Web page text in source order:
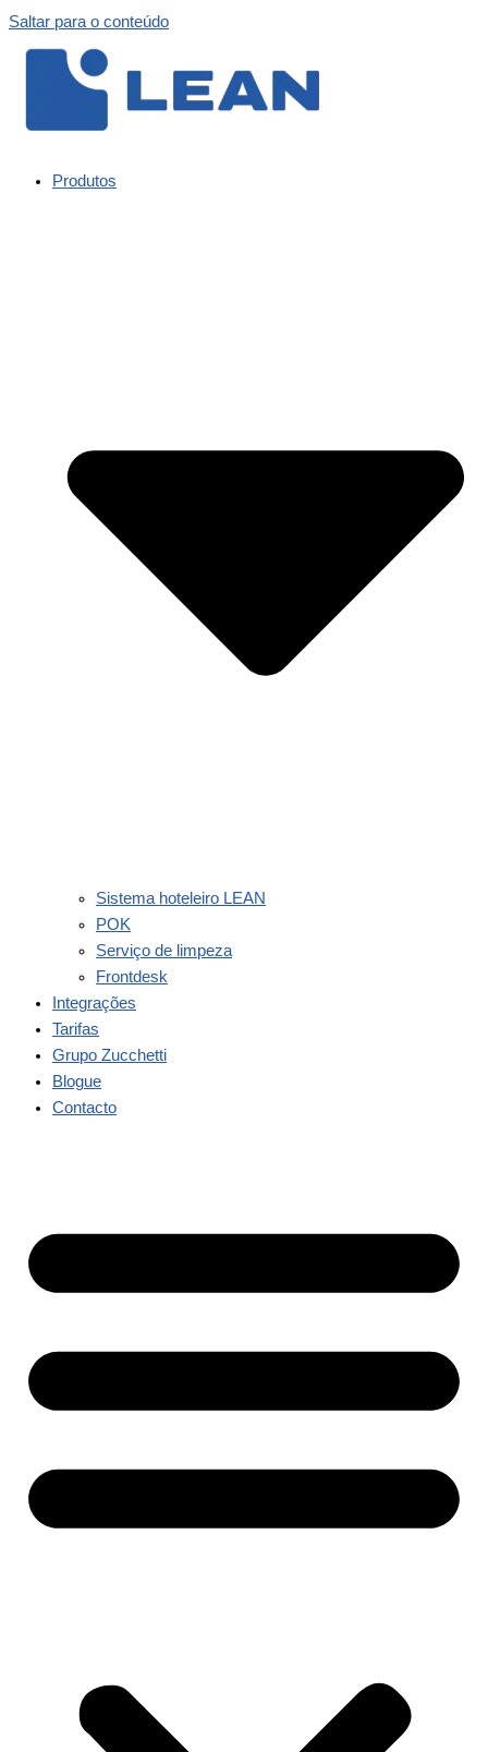
Saltar para o conteúdo
Produtos
Sistema hoteleiro LEAN
POK
Serviço de limpeza
Frontdesk
Integrações
Tarifas
Grupo Zucchetti
Blogue
Contacto